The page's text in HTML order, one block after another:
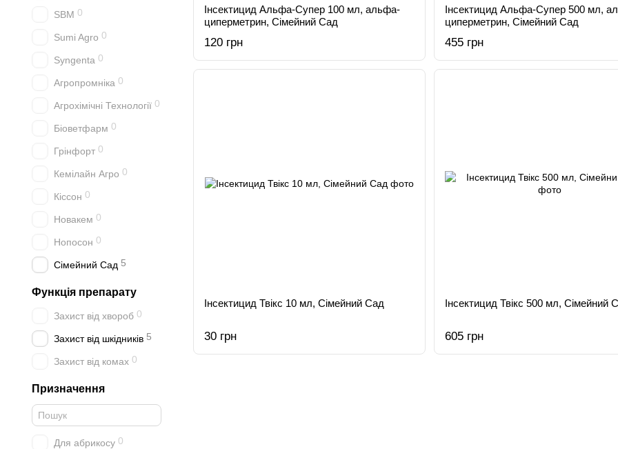
Інсектицид Альфа-Супер 100 мл, альфа-
циперметрин, Сімейний Сад
120 грн
Інсектицид Альфа-Супер 500 мл,
циперметрин, Сімейний Сад
455 грн
Інсектицид Твікс 10 мл, Сімейний Сад
30 грн
Інсектицид Твікс 500 мл, Сімейний
605 грн
SBM 0
Sumi Agro 0
Syngenta 0
Агропромніка 0
Агрохімічні Технології 0
Біоветфарм 0
Грінфорт 0
Кемілайн Агро 0
Кіссон 0
Новакем 0
Нопосон 0
Сімейний Сад 5
Функція препарату
Захист від хвороб 0
Захист від шкідників 5
Захист від комах 0
Призначення
Для абрикосу 0